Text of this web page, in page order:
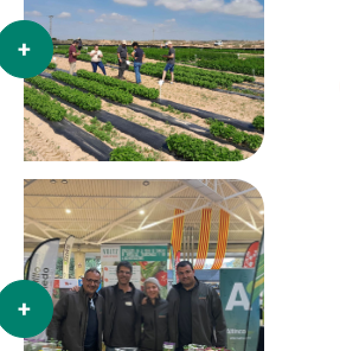
más
más